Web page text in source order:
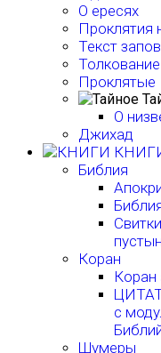
О ересях
Проклятия
Текст
Проклятые
О
Джихад
Библия
Коран
Коран
с
Шумеры